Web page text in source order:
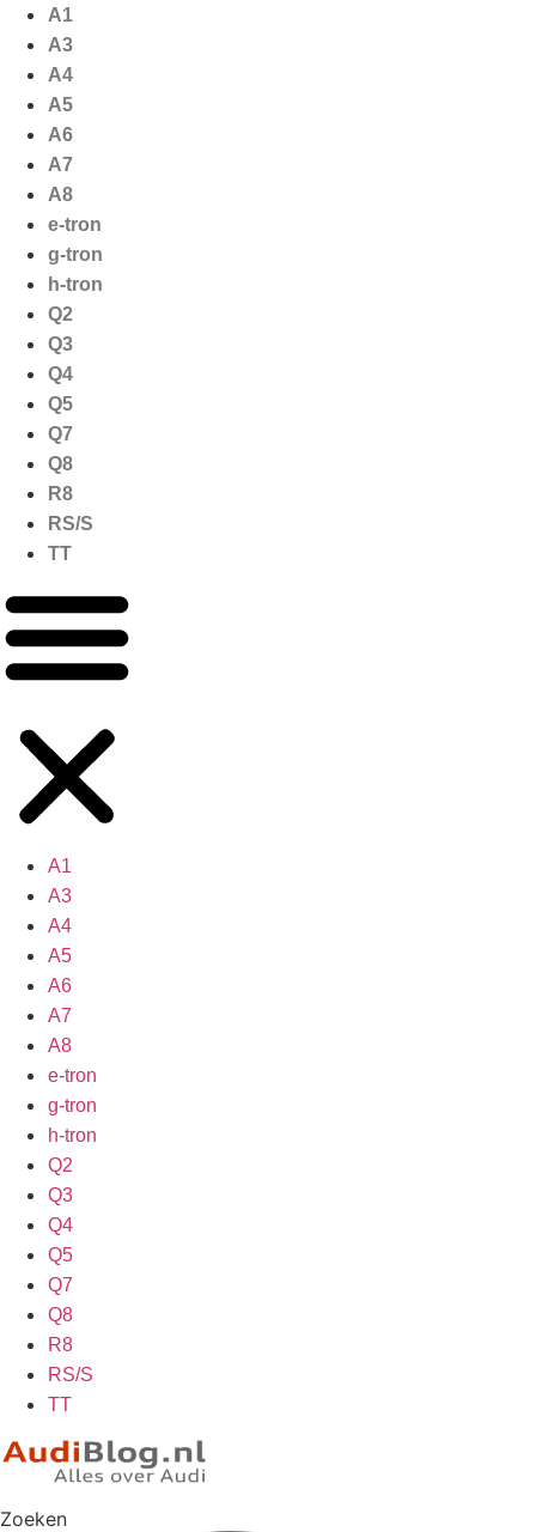
naar
inhoud
A1
A3
A4
A5
A6
A7
A8
e-tron
g-tron
h-tron
Q2
Q3
Q4
Q5
Q7
Q8
R8
RS/S
TT
A1
A3
A4
A5
A6
A7
A8
e-tron
g-tron
h-tron
Q2
Q3
Q4
Q5
Q7
Q8
R8
RS/S
TT
Zoeken